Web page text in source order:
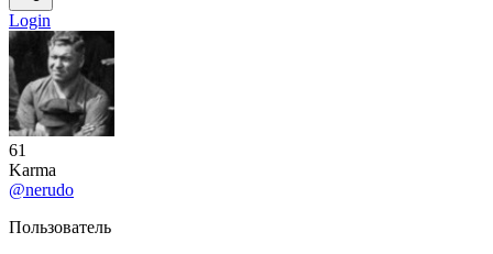
Login
61
Karma
@nerudo
Пользователь